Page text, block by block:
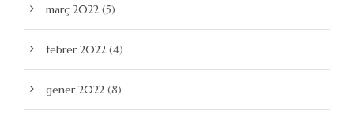
març 2022 (5)
febrer 2022 (4)
gener 2022 (8)